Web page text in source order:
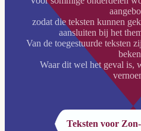
zodat die teksten kunnen
aansluiten bij het
Van de toegestuurde teksten
Waar dit wel het geval is,
Teksten voor